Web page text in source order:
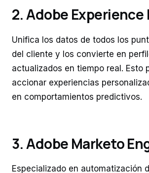
2. Adobe
Unifica los datos de todos los
del cliente y los convierte en
actualizados en tiempo real. Esto
accionar experiencias
en comportamientos predictivos.
3. Adobe Marketo
Especializado en automatización